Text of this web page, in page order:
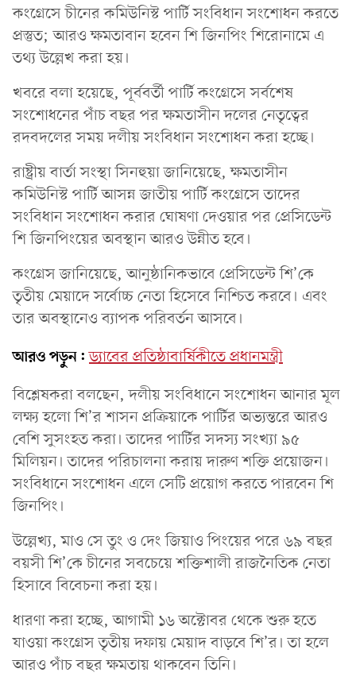
কংগ্রেসে চীনের কমিউনিস্ট পার্টি সংবিধান সংশোধন করতে
প্রস্তুত; আরও ক্ষমতাবান হবেন শি জিনপিং শিরোনামে এ
তথ্য উল্লেখ করা হয়।
খবরে বলা হয়েছে, পূর্ববর্তী পার্টি কংগ্রেসে সর্বশেষ
সংশোধনের পাঁচ বছর পর ক্ষমতাসীন দলের নেতৃত্বের
রদবদলের সময় দলীয় সংবিধান সংশোধন করা হচ্ছে।
রাষ্ট্রীয় বার্তা সংস্থা সিনহুয়া জানিয়েছে, ক্ষমতাসীন
কমিউনিস্ট পার্টি আসন্ন জাতীয় পার্টি কংগ্রেসে তাদের
সংবিধান সংশোধন করার ঘোষণা দেওয়ার পর প্রেসিডেন্ট
শি জিনপিংয়ের অবস্থান আরও উন্নীত হবে।
কংগ্রেস জানিয়েছে, আনুষ্ঠানিকভাবে প্রেসিডেন্ট শি’কে
তৃতীয় মেয়াদে সর্বোচ্চ নেতা হিসেবে নিশ্চিত করবে। এবং
তার অবস্থানেও ব্যাপক পরিবর্তন আসবে।
আরও পড়ুন: ড্যাবের প্রতিষ্ঠাবার্ষিকীতে প্রধানমন্ত্রী
বিশ্লেষকরা বলছেন, দলীয় সংবিধানে সংশোধন আনার মূল
লক্ষ্য হলো শি’র শাসন প্রক্রিয়াকে পার্টির অভ্যন্তরে আরও
বেশি সুসংহত করা। তাদের পার্টির সদস্য সংখ্যা ৯৫
মিলিয়ন। তাদের পরিচালনা করায় দারুণ শক্তি প্রয়োজন।
সংবিধানে সংশোধন এলে সেটি প্রয়োগ করতে পারবেন শি
জিনপিং।
উল্লেখ্য, মাও সে তুং ও দেং জিয়াও পিংয়ের পরে ৬৯ বছর
বয়সী শি’কে চীনের সবচেয়ে শক্তিশালী রাজনৈতিক নেতা
হিসাবে বিবেচনা করা হয়।
ধারণা করা হচ্ছে, আগামী ১৬ অক্টোবর থেকে শুরু হতে
যাওয়া কংগ্রেস তৃতীয় দফায় মেয়াদ বাড়বে শি’র। তা হলে
আরও পাঁচ বছর ক্ষমতায় থাকবেন তিনি।